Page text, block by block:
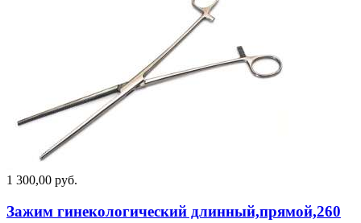
1 300,00 руб.
Зажим гинекологический длинный,прямой,260